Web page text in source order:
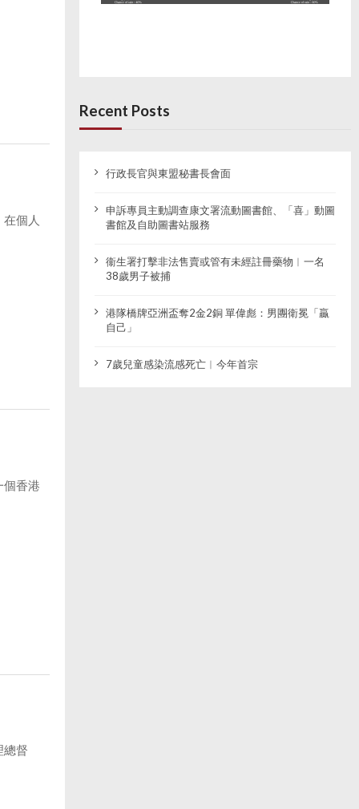
個人
個香港
總督
Recent Posts
行政長官與東盟秘書長會面
申訴專員主動調查康文署流動圖書館、「喜」動圖
書館及自助圖書站服務
衞生署打擊非法售賣或管有未經註冊藥物︱一名
38歲男子被捕
港隊橋牌亞洲盃奪2金2銅 單偉彪：男團衛冕「贏
自己」
7歲兒童感染流感死亡︱今年首宗